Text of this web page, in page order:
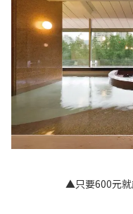
▲只要600元就